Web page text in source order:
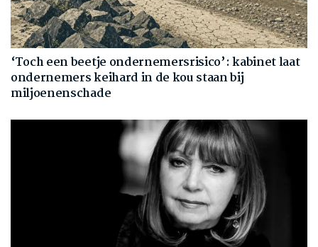
‘Toch een beetje ondernemersrisico’: kabinet laat
ondernemers keihard in de kou staan bij
miljoenenschade